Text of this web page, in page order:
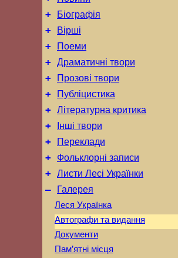
+ Біографія
+ Вірші
+ Поеми
+ Драматичні твори
+ Прозові твори
+ Публіцистика
+ Літературна критика
+ Інші твори
+ Переклади
+ Фольклорні записи
+ Листи Лесі Українки
– Галерея
Леся Українка
Автографи та видання
Документи
Пам’ятні місця